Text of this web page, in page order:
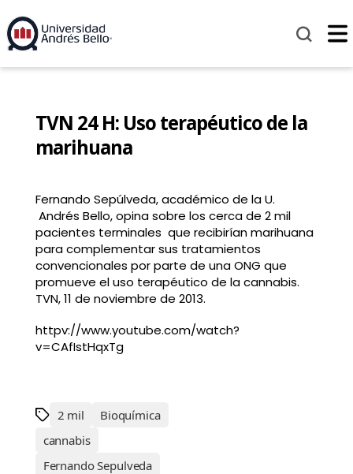
TVN 24 H: Uso terapéutico de la
marihuana
Fernando Sepúlveda, académico de la U.
Andrés Bello, opina sobre los cerca de 2 mil
pacientes terminales que recibirían marihuana
para complementar sus tratamientos
convencionales por parte de una ONG que
promueve el uso terapéutico de la cannabis.
TVN, 11 de noviembre de 2013.
httpv://www.youtube.com/watch?
v=CAfIstHqxTg
2 mil
Bioquímica
cannabis
Fernando Sepulveda